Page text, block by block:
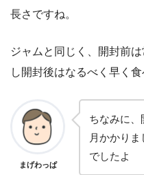
長さですね。
ジャムと同じく、開封前
し開封後はなるべく早く食
まげわっぱ
ちなみに、
月かかり
でしたよ